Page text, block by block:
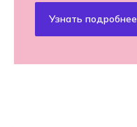
Узнать подробнее